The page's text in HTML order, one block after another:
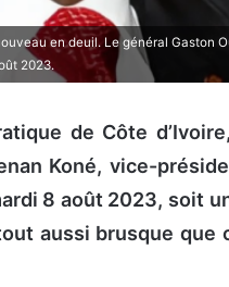
en deuil. Le général Gaston
2023.
de Côte
Koné, vice-
8 août 2023, soit
aussi brusque que